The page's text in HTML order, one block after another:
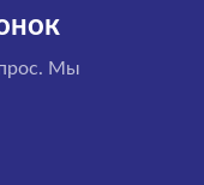
Мы